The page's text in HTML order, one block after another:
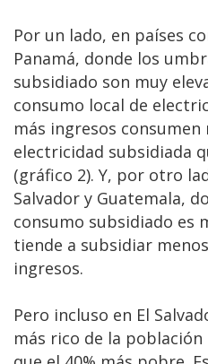
Por un lado, en países
Panamá, donde los
subsidiado son muy
consumo local de
más ingresos consumen
electricidad subsidiada
(gráfico 2). Y, por otro
Salvador y Guatemala,
consumo subsidiado es
tiende a subsidiar
ingresos.
Pero incluso en El
más rico de la